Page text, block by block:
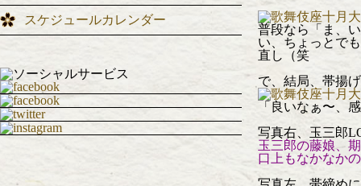
普段なら「ま、
い、ちょっとで
直し（笑
で、結局、帯揚
「良いなぁ〜、
写真右、玉三郎
玉三郎の藤娘、
口上もなかなか
スケジュールカレンダー